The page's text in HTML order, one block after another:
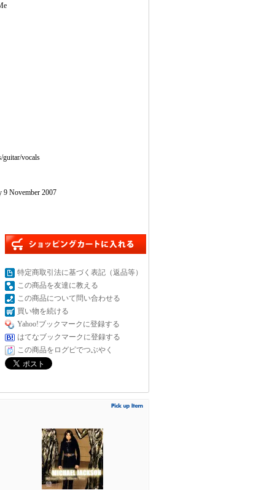
guitar/vocals
9 November 2007
特定商取引法に基づく表記（返品等）
この商品を友達に教える
この商品について問い合わせる
買い物を続ける
Yahoo!ブックマークに登録する
はてなブックマークに登録する
この商品をログピでつぶやく